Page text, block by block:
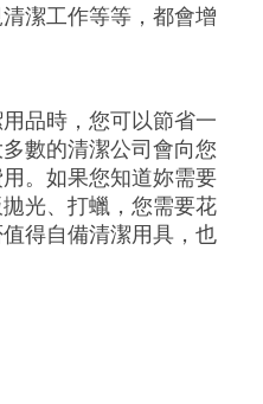
潔工作等等，都會增
品時，您可以節省一
數的清潔公司會向您
。如果您知道妳需要
光、打蠟，您需要花
得自備清潔用具，也